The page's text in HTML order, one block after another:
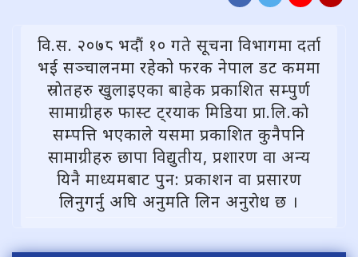
वि.स. २०७८ भदौं १० गते सूचना विभागमा दर्ता
भई सञ्चालनमा रहेको फरक नेपाल डट कममा
स्राेतहरु खुलाइएका बाहेक प्रकाशित सम्पुर्ण
सामाग्रीहरु फास्ट ट्रयाक मिडिया प्रा.लि.काे
सम्पत्ति भएकाले यसमा प्रकाशित कुनैपनि
सामाग्रीहरु छापा विद्युतीय, प्रशारण वा अन्य
यिनै माध्यमबाट पुन: प्रकाशन वा प्रसारण
लिनुगर्नु अघि अनुमति लिन अनुराेध छ ।